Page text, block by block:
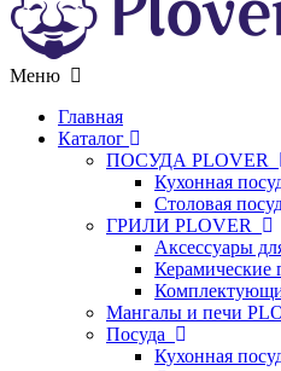
Меню
Главная
Каталог
ПОСУДА PLOVER
Кухонная
Столовая
ГРИЛИ PLOVER
Аксессуары
Керамические
Мангалы и печи
Посуда
Кухонная